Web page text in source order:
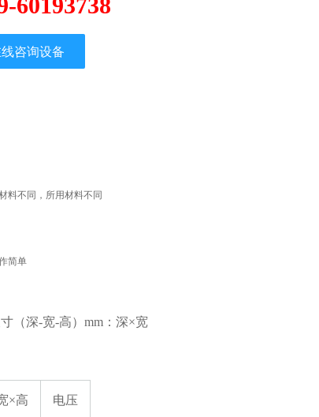
咨询设备
料不同，所用材料不同
简单
（深-宽-高）mm：深×宽
×高 电压